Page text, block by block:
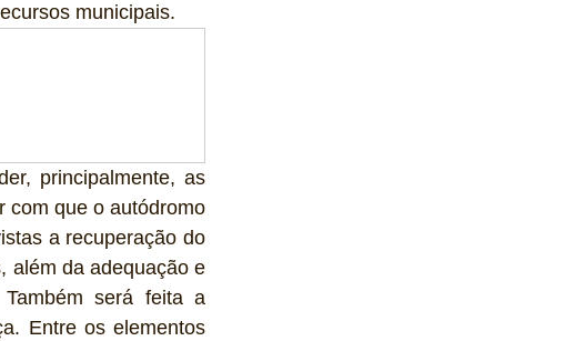
municipais.
principalmente, as
com que o autódromo
a recuperação do
além da adequação e
será feita a
Entre os elementos